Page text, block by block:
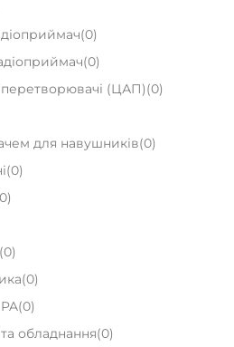
(0)
(0)
(ЦАП)(0)
для навушників(0)
(0)
0)
(0)
(0)
(0)
обладнання(0)